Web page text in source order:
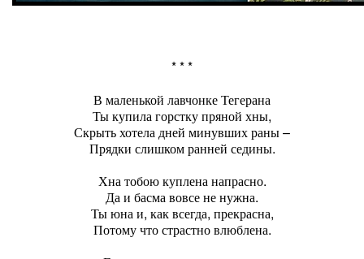
* * *
В маленькой лавчонке Тегерана
Ты купила горстку пряной хны,
Скрыть хотела дней минувших раны –
Прядки слишком ранней седины.
Хна тобою куплена напрасно.
Да и басма вовсе не нужна.
Ты юна и, как всегда, прекрасна,
Потому что страстно влюблена.